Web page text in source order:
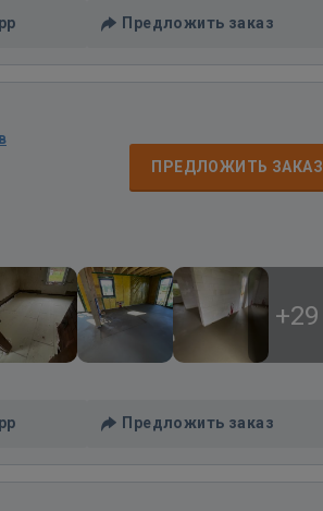
Предложить заказ
ПРЕДЛОЖИТЬ ЗАКАЗ
+29
Предложить заказ